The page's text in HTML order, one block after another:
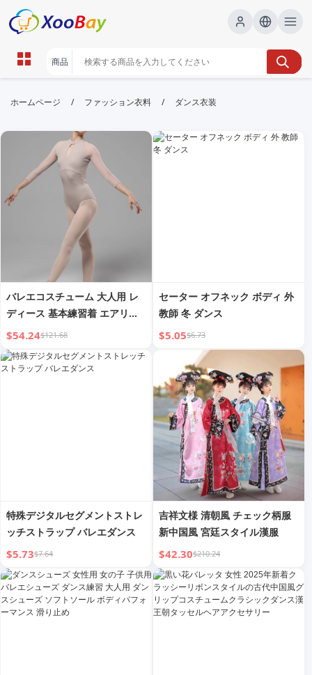
ダンス衣装 | XOOBAY B2B/B2C
ダンス衣装,ステージ,コスチューム,ファッション,
wholesale ダンス衣装, XOOBAY
ダンス衣装の選び方と最新トレンドを解説。
ホームページ / ファッション衣料 / ダンス衣装
バレエコスチューム 大人用 レ
ディース 基本練習着 エアリア
ル
$54.24$121.68
セーター オフネック ボディ 外
教師 冬 ダンス
$5.05$6.73
特殊デジタルセグメントストレ
ッチストラップ バレエダンス
$5.73$7.64
吉祥文様 清朝風 チェック柄服
新中国風 宮廷スタイル漢服
$42.30$210.24